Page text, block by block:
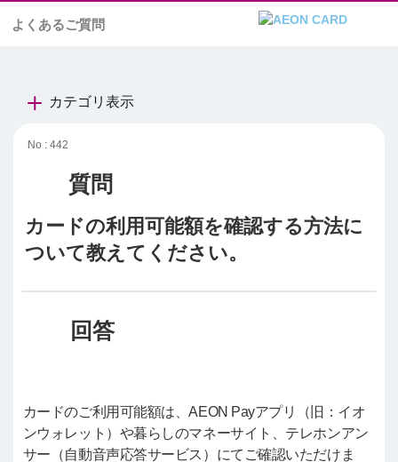
よくあるご質問
カテゴリ表示
No : 442
カードの利用可能額を確認する方法に
ついて教えてください。
カードのご利用可能額は、AEON Payアプリ（旧：イオ
ンウォレット）や暮らしのマネーサイト、テレホンアン
サー（自動音声応答サービス）にてご確認いただけま